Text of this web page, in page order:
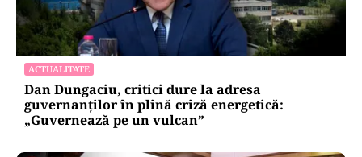
ACTUALITATE
Dan Dungaciu, critici dure la adresa
guvernanților în plină criză energetică:
„Guvernează pe un vulcan”